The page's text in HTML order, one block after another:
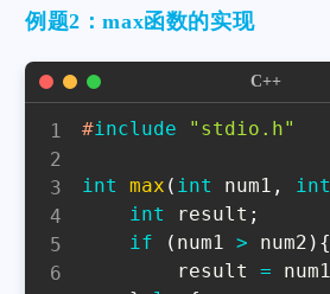
例题2：max函数的实现
#include "stdio.h"
int max ( int num1 , int
int
result ;
if
( num1 > num2 ) {
        result
= num1
C++